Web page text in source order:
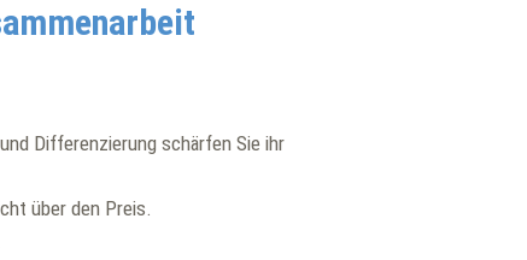
Differenzierung schärfen Sie ihr
über den Preis.